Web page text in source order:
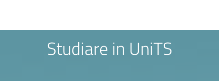
Studiare in UniTS